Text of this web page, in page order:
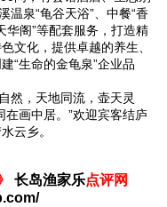
温泉“龟谷天浴”、中餐“香
华阁”等配套服务，打造精
文化，提供卓越的养生、
“生命的金龟泉”企业品
然，天地同流，壶天灵
在画中居。”欢迎宾客结庐
云乡。
长岛渔家乐点评网